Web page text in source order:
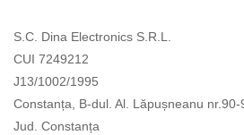
S.C. Dina Electronics S.R.L.
CUI 7249212
J13/1002/1995
Constanța, B-dul. Al. Lăpușneanu nr.90-
Jud. Constanța